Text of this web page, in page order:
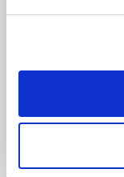
SupraBazar